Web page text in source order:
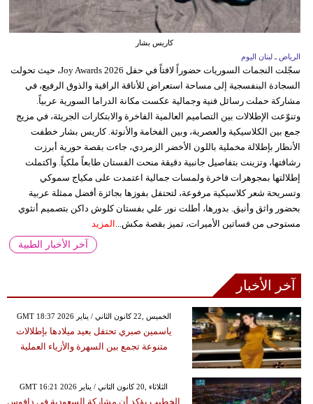
كاريس بشار
الرياض ـ لبنان اليوم
سجّلت النجمات السوريات حضوراً لافتاً في حفل Joy Awards 2026، حيث تحولت
السجادة البنفسجية إلى مساحة استعراض للأناقة الراقية والذوق الرفيع، في
مشاركة حملت رسائل فنية وجمالية عكست مكانة الدراما السورية عربياً.
وتنوّعت الإطلالات بين التصاميم العالمية الفاخرة والابتكارات الجريئة، في مزيج
جمع بين الكلاسيكية والعصرية، وبين الفخامة والأنوثة. كاريس بشار خطفت
الأنظار بإطلالة مخملية باللون الأخضر الزمردي، جاءت بقصة حورية أبرزت
رشاقتها، وتزينت بتفاصيل جانبية دقيقة منحت الفستان طابعاً ملكياً. واكتملت
إطلالتها بمجوهرات فاخرة ولمسات جمالية اعتمدت على مكياج سموكي
وتسريحة شعر كلاسيكية مرفوعة، لتحتفل بفوزها بجائزة أفضل ممثلة عربية
بحضور واثق وأنيق. بدورها، أطلت نور علي بفستان كلوش داكن بتصميم أنثوي
مستوحى من فساتين الأميرات، تميز بقصة مكش... المزيد
آخر الأخبار الطبية
آخر الأخبار
GMT 18:37 2026 الخميس ,22 كانون الثاني / يناير
ياسمين صبري تحتفل بعيد ميلادها بإطلالات
متنوعة تجمع بين السهرة والأزياء العملية
GMT 16:21 2026 الثلاثاء ,20 كانون الثاني / يناير
الخطيب يؤكد أن مشاركة السعودية في دافوس